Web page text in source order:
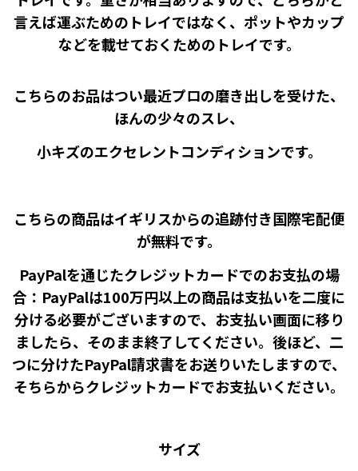
言えば運ぶためのトレイではなく、ポットやカップ
などを載せておくためのトレイです。
こちらのお品はつい最近プロの磨き出しを受けた、
ほんの少々のスレ、
小キズのエクセレントコンディションです。
こちらの商品はイギリスからの追跡付き国際宅配便
が無料です。
PayPalを通じたクレジットカードでのお支払の場
合：PayPalは100万円以上の商品は支払いを二度に
分ける必要がございますので、お支払い画面に移り
ましたら、そのまま終了してください。後ほど、二
つに分けたPayPal請求書をお送りいたしますので、
そちらからクレジットカードでお支払いください。
サイズ